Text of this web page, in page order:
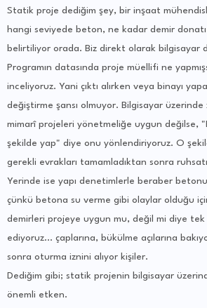
Statik proje dediğim şey, bir inşaat
hangi seviyede beton, ne kadar demir donatı
belirtiliyor orada. Biz direkt olarak bilgisayar
Programın datasında proje müellifi ne
inceliyoruz. Yani çıktı alırken veya binayı
değiştirme şansı olmuyor. Bilgisayar
mimarî projeleri yönetmeliğe uygun değilse,
şekilde yap" diye onu yönlendiriyoruz. O
gerekli evrakları tamamladıktan sonra
Yerinde ise yapı denetimlerle beraber
çünkü betona su verme gibi olaylar olduğu
demirleri projeye uygun mu, değil mi diye tek
ediyoruz... çaplarına, bükülme açılarına
sonra oturma iznini alıyor kişiler.
Dediğim gibi; statik projenin bilgisayar
önemli etken.